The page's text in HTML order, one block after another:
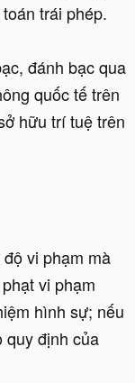
trái phép.
đánh bạc qua
quốc tế trên
hữu trí tuệ trên
vi phạm mà
vi phạm
hình sự; nếu
quy định của